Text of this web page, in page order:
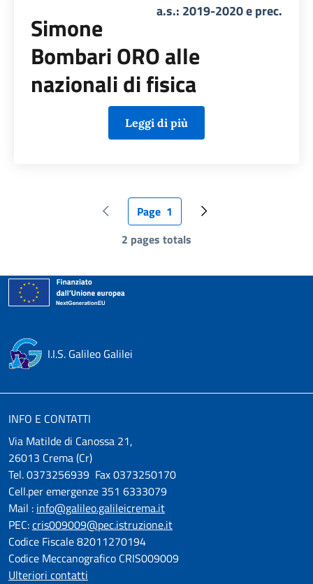
a.s.: 2019-2020 e prec.
Simone
Bombari ORO alle
nazionali di fisica
Leggi di più
Pagina precedente
Pagina attuale
Page 1
Pagina successiva
2 pages totals
I.I.S. Galileo Galilei
INFO E CONTATTI
Via Matilde di Canossa 21,
26013 Crema (Cr)
Tel. 0373256939 Fax 0373250170
Cell.per emergenze 351 6333079
Mail : info@galileo.galileicrema.it
PEC:cris009009@pec.istruzione.it
Codice Fiscale 82011270194
Codice Meccanografico CRIS009009
Ulteriori contatti